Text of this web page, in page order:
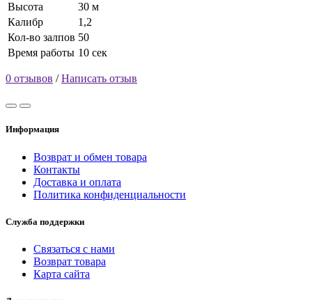
Высота
30 м
Калибр
1,2
Кол-во залпов 50
Время работы 10 сек
0 отзывов /Написать отзыв
Информация
Возврат и обмен товара
Контакты
Доставка и оплата
Политика конфиденциальности
Служба поддержки
Связаться с нами
Возврат товара
Карта сайта